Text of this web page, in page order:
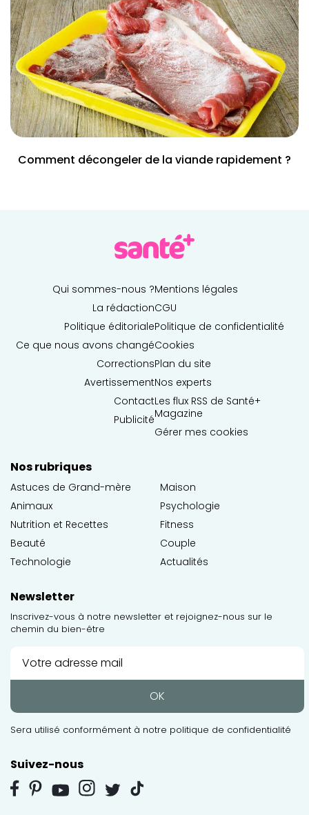
Comment décongeler de la viande rapidement ?
Qui sommes-nous ?
La rédaction
Politique éditoriale
Ce que nous avons changé
Corrections
Avertissement
Contact
Publicité
Mentions légales
CGU
Politique de confidentialité
Cookies
Plan du site
Nos experts
Les flux RSS de Santé+
Magazine
Gérer mes cookies
Nos rubriques
Astuces de Grand-mère
Animaux
Nutrition et Recettes
Beauté
Technologie
Maison
Psychologie
Fitness
Couple
Actualités
Newsletter
Inscrivez-vous à notre newsletter et rejoignez-nous sur le
chemin du bien-être
OK
Sera utilisé conformément à notre politique de confidentialité
Suivez-nous